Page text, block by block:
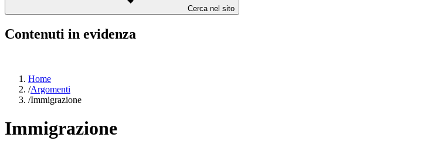
Cerca nel sito
Contenuti in evidenza
Home
/Argomenti
/Immigrazione
Immigrazione